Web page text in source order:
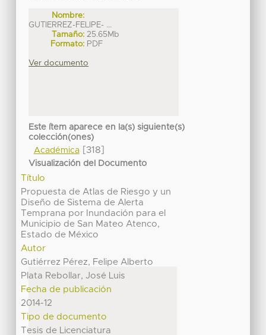
Nombre:
GUTIERREZ-FELIPE- ...
Tamaño: 25.65Mb
Formato: PDF
Ver documento
Este ítem aparece en la(s) siguiente(s)
colección(ones)
Académica[318]
Visualización del Documento
Título
Propuesta de Atlas de Riesgo y un
Diseño de Sistema de Alerta
Temprana por Inundación para el
Municipio de San Mateo Atenco,
Estado de México
Autor
Gutiérrez Pérez, Felipe Alberto
Plata Rebollar, José Luis
Fecha de publicación
2014-12
Tipo de documento
Tesis de Licenciatura